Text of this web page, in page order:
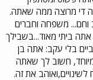
די מרוצה ממה שאתה.
משפחה וחברים
ביתי מאוד...בשבילך
בלי עקב: אתה בן
חשוב לך שאתה
את זה.